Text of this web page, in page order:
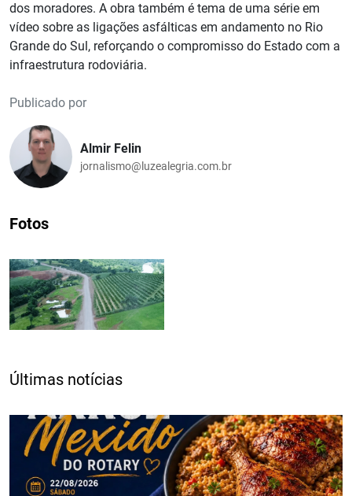
dos moradores. A obra também é tema de uma série em
vídeo sobre as ligações asfálticas em andamento no Rio
Grande do Sul, reforçando o compromisso do Estado com a
infraestrutura rodoviária.
Publicado por
Almir Felin
jornalismo@luzealegria.com.br
Fotos
Últimas notícias